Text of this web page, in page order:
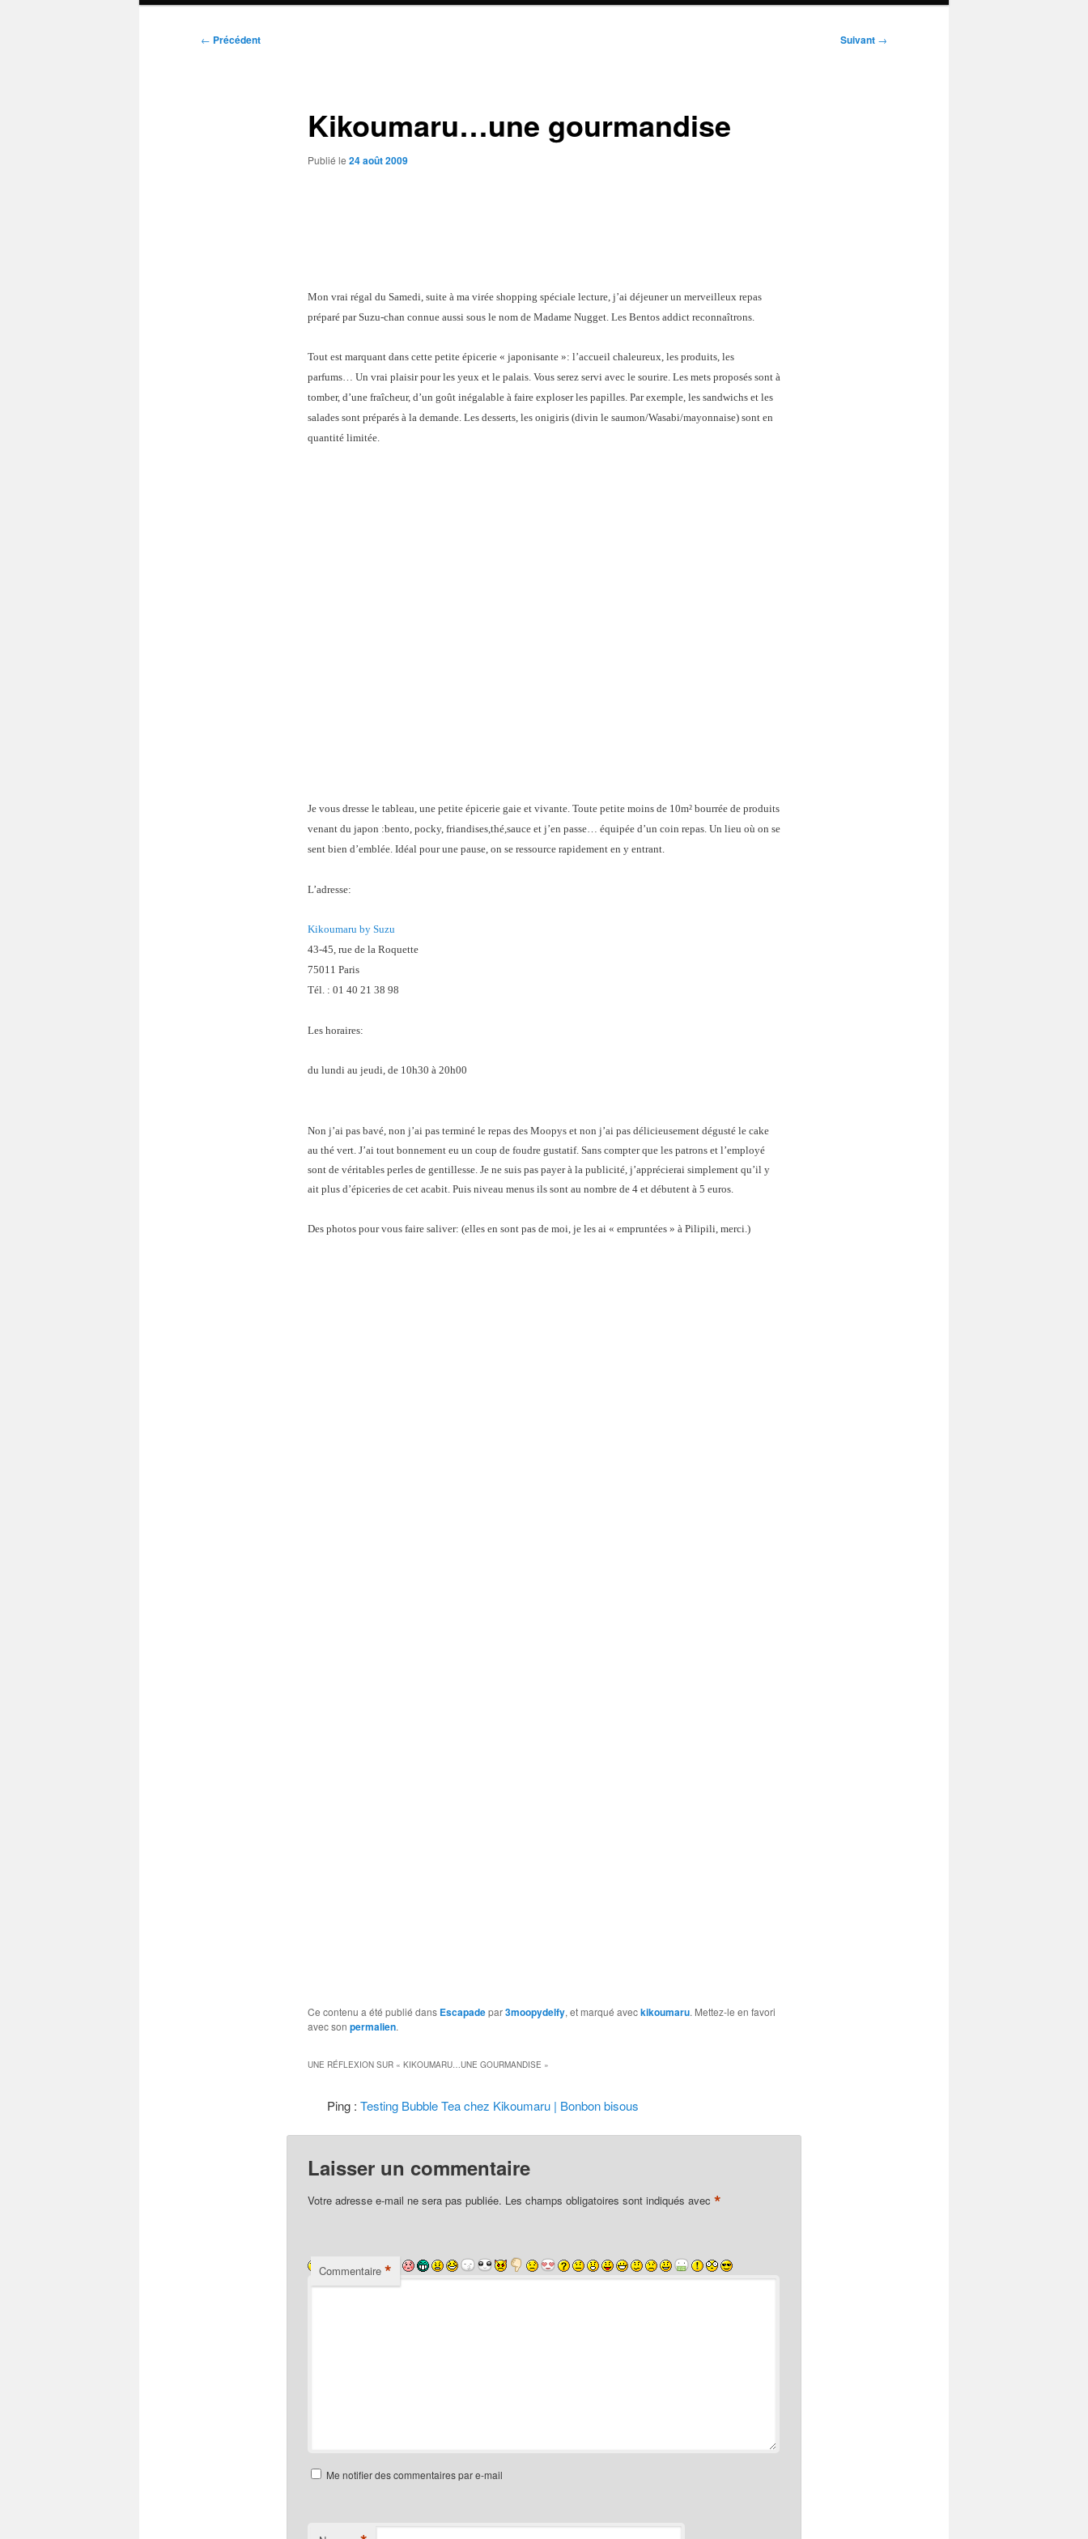
Navigation
← Précédent Suivant →
Kikoumaru…une gourmandise
Publié le 24 août 2009
Mon vrai régal du Samedi, suite à ma virée shopping spéciale lecture, j’ai déjeuner un merveilleux repas
préparé par Suzu-chan connue aussi sous le nom de Madame Nugget. Les Bentos addict reconnaîtrons.
Tout est marquant dans cette petite épicerie « japonisante »: l’accueil chaleureux, les produits, les
parfums… Un vrai plaisir pour les yeux et le palais. Vous serez servi avec le sourire. Les mets proposés sont à
tomber, d’une fraîcheur, d’un goût inégalable à faire exploser les papilles. Par exemple, les sandwichs et les
salades sont préparés à la demande. Les desserts, les onigiris (divin le saumon/Wasabi/mayonnaise) sont en
quantité limitée.
Je vous dresse le tableau, une petite épicerie gaie et vivante. Toute petite moins de 10m² bourrée de produits
venant du japon :bento, pocky, friandises,thé,sauce et j’en passe… équipée d’un coin repas. Un lieu où on se
sent bien d’emblée. Idéal pour une pause, on se ressource rapidement en y entrant.
L’adresse:
Kikoumaru by Suzu
43-45, rue de la Roquette
75011 Paris
Tél. : 01 40 21 38 98
Les horaires:
du lundi au jeudi, de 10h30 à 20h00
Non j’ai pas bavé, non j’ai pas terminé le repas des Moopys et non j’ai pas délicieusement dégusté le cake
au thé vert. J’ai tout bonnement eu un coup de foudre gustatif. Sans compter que les patrons et l’employé
sont de véritables perles de gentillesse. Je ne suis pas payer à la publicité, j’apprécierai simplement qu’il y
ait plus d’épiceries de cet acabit. Puis niveau menus ils sont au nombre de 4 et débutent à 5 euros.
Des photos pour vous faire saliver: (elles en sont pas de moi, je les ai « empruntées » à Pilipili, merci.)
Ce contenu a été publié dans Escapadepar3moopydelfy, et marqué aveckikoumaru. Mettez-le en favori
avec son permalien.
UNE RÉFLEXION SUR « KIKOUMARU…UNE GOURMANDISE »
Ping :Testing Bubble Tea chez Kikoumaru | Bonbon bisous
Laisser un commentaire
Votre adresse e-mail ne sera pas publiée. Les champs obligatoires sont indiqués avec *
Commentaire *
Me notifier des commentaires par e-mail